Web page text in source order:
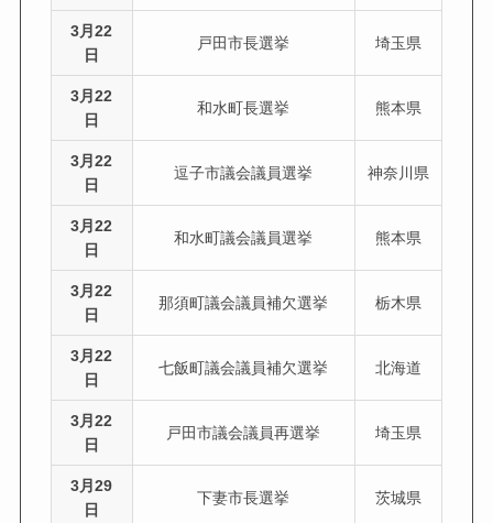
3月22
日
戸田市長選挙 埼玉県
3月22
日
和水町長選挙 熊本県
3月22
日
逗子市議会議員選挙 神奈川県
3月22
日
和水町議会議員選挙 熊本県
3月22
日
那須町議会議員補欠選挙 栃木県
3月22
日
七飯町議会議員補欠選挙 北海道
3月22
日
戸田市議会議員再選挙 埼玉県
3月29
日
下妻市長選挙 茨城県